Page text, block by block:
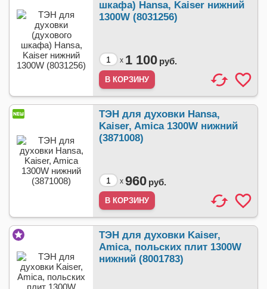
шкафа) Hansa, Kaiser нижний
1300W (8031256)
x 1 100 руб.
ТЭН для духовки Hansa,
Kaiser, Amica 1300W нижний
(3871008)
x 960 руб.
ТЭН для духовки Kaiser,
Amica, польских плит 1300W
нижний (8001783)